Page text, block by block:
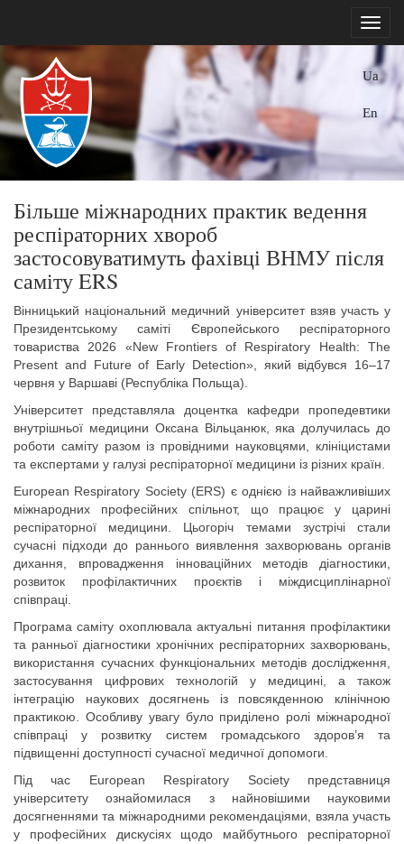
Ua
En
Більше міжнародних практик ведення
респіраторних хвороб
застосовуватимуть фахівці ВНМУ після
саміту ERS
Вінницький національний медичний університет взяв участь у
Президентському саміті Європейського респіраторного
товариства 2026 «New Frontiers of Respiratory Health: The
Present and Future of Early Detection», який відбувся 16–17
червня у Варшаві (Республіка Польща).
Університет представляла доцентка кафедри пропедевтики
внутрішньої медицини Оксана Вільцанюк, яка долучилась до
роботи саміту разом із провідними науковцями, клініцистами
та експертами у галузі респіраторної медицини із різних країн.
European Respiratory Society (ERS) є однією із найважливіших
міжнародних професійних спільнот, що працює у царині
респіраторної медицини. Цьогоріч темами зустрічі стали
сучасні підходи до раннього виявлення захворювань органів
дихання, впровадження інноваційних методів діагностики,
розвиток профілактичних проєктів і міждисциплінарної
співпраці.
Програма саміту охоплювала актуальні питання профілактики
та ранньої діагностики хронічних респіраторних захворювань,
використання сучасних функціональних методів дослідження,
застосування цифрових технологій у медицині, а також
інтеграцію наукових досягнень із повсякденною клінічною
практикою. Особливу увагу було приділено ролі міжнародної
співпраці у розвитку систем громадського здоров’я та
підвищенні доступності сучасної медичної допомоги.
Під час European Respiratory Society представниця
університету ознайомилася з найновішими науковими
досягненнями та міжнародними рекомендаціями, взяла участь
у професійних дискусіях щодо майбутнього респіраторної